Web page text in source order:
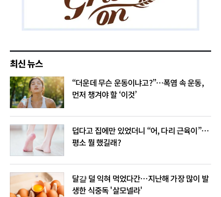
최신 뉴스
“더운데 무슨 운동이냐고?”…폭염 속 운동,
먼저 챙겨야 할 ‘이것’
덥다고 집에만 있었더니 “어, 다리 근육이”…
평소 뭘 했길래?
달걀 덜 익혀 먹었다간…지난해 가장 많이 발
생한 식중독 '살모넬라'